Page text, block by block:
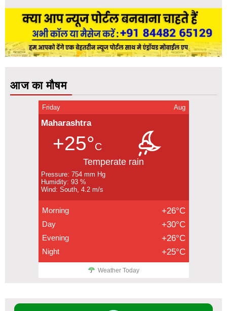
आज का मौषम
Friday Aug
Maharashtra
+25°C
Temperate rain
Pressure: 754 mm Hg
Humidity: 93 %
Wind: South, 4.2 m/s
Morning +26°C
Day +30°C
Evening +26°C
Night +25°C
Weather Today